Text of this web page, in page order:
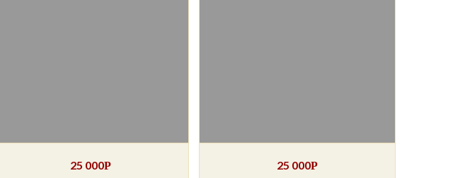
25 000Р 25 000Р